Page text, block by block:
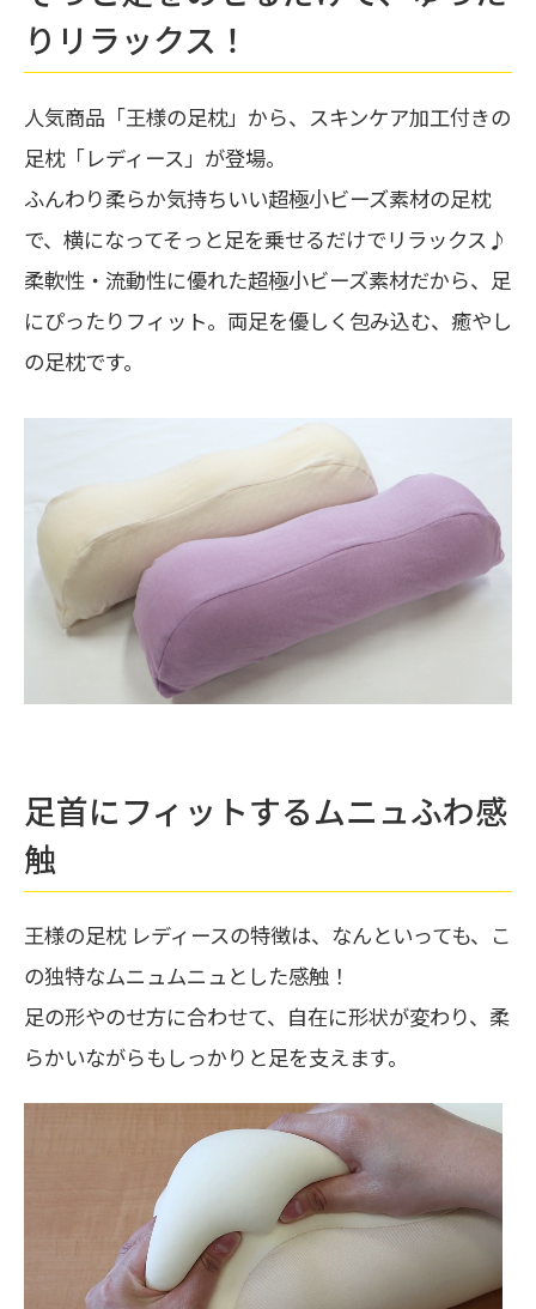
りリラックス！
人気商品「王様の足枕」から、スキンケア加工付きの
足枕「レディース」が登場。
ふんわり柔らか気持ちいい超極小ビーズ素材の足枕
で、横になってそっと足を乗せるだけでリラックス♪
柔軟性・流動性に優れた超極小ビーズ素材だから、足
にぴったりフィット。両足を優しく包み込む、癒やし
の足枕です。
足首にフィットするムニュふわ感
触
王様の足枕 レディースの特徴は、なんといっても、こ
の独特なムニュムニュとした感触！
足の形やのせ方に合わせて、自在に形状が変わり、柔
らかいながらもしっかりと足を支えます。